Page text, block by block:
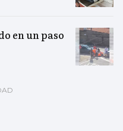
en un paso